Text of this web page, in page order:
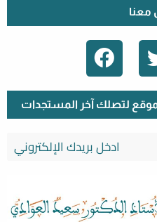
معنا
F
A
C
E
O
K
لتصلك آخر المستجدات